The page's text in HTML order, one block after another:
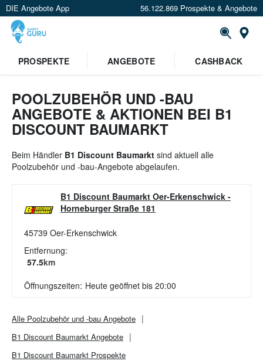
DIE Angebote App 56.122.869 Prospekte & Angebote
Standort festlegen
PROSPEKTE ANGEBOTE CASHBACK
POOLZUBEHÖR UND -BAU
ANGEBOTE & AKTIONEN BEI B1
DISCOUNT BAUMARKT
Beim Händler B1 Discount Baumarkt sind aktuell alle
Poolzubehör und -bau-Angebote abgelaufen.
B1 Discount Baumarkt Oer-Erkenschwick -
Horneburger Straße 181
45739 Oer-Erkenschwick
Entfernung:
57.5km
Öffnungszeiten: Heute geöffnet bis 20:00
Alle Poolzubehör und -bau Angebote
B1 Discount Baumarkt Angebote
B1 Discount Baumarkt Prospekte